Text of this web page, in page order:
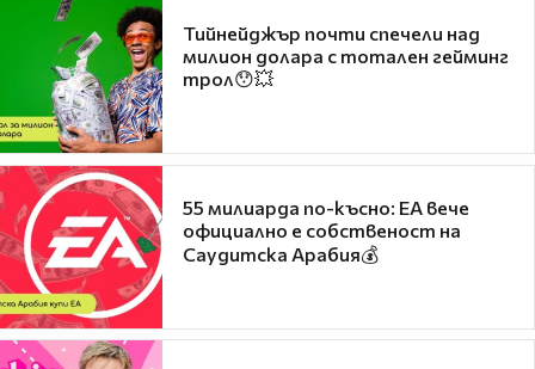
Тийнейджър почти спечели над
милион долара с тотален гейминг
трол😯💥
55 милиарда по-късно: EA вече
официално е собственост на
Саудитска Арабия💰